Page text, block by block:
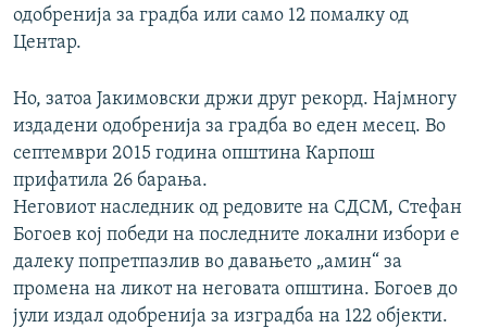
одобренија за градба или само 12 помалку од
Центар.
Но, затоа Јакимовски држи друг рекорд. Најмногу
издадени одобренија за градба во еден месец. Во
септември 2015 година општина Карпош
прифатила 26 барања.
Неговиот наследник од редовите на СДСМ, Стефан
Богоев кој победи на последните локални избори е
далеку попретпазлив во давањето „амин“ за
промена на ликот на неговата општина. Богоев до
јули издал одобренија за изградба на 122 објекти.